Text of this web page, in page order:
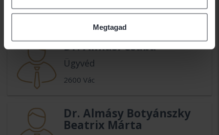
Megtagad
1046 Budapest
Dr. Almási Csaba
Ügyvéd
2600 Vác
Dr. Almásy Botyánszky
Beatrix Márta